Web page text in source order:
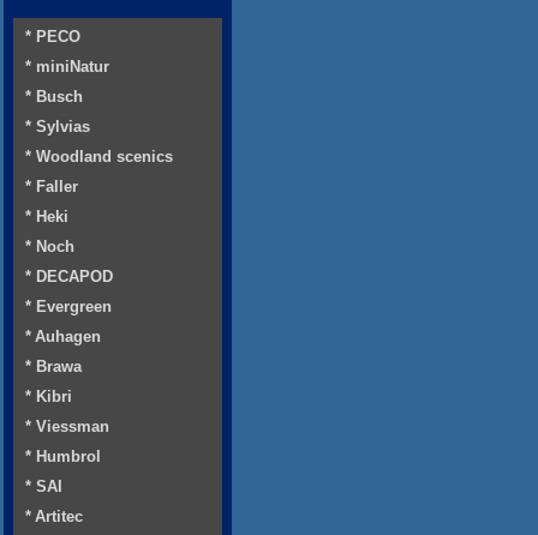
* PECO
* miniNatur
* Busch
* Sylvias
* Woodland scenics
* Faller
* Heki
* Noch
* DECAPOD
* Evergreen
* Auhagen
* Brawa
* Kibri
* Viessman
* Humbrol
* SAI
* Artitec